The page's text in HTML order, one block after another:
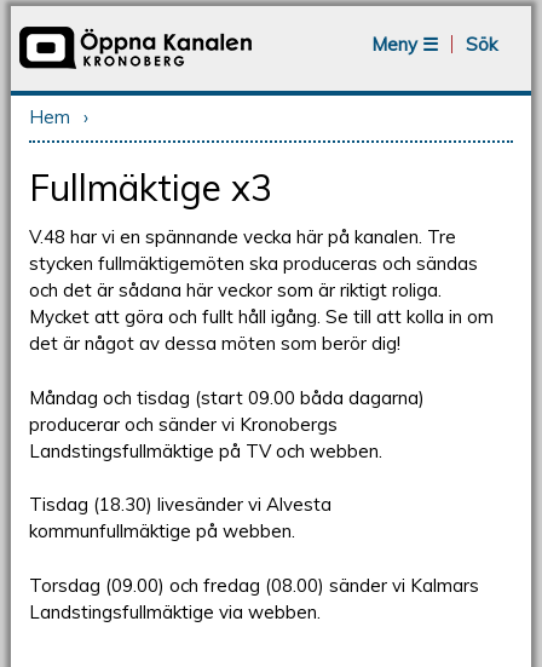
Meny ☰
Sök
Du är här
Hem ›
Fullmäktige x3
V.48 har vi en spännande vecka här på kanalen. Tre
stycken fullmäktigemöten ska produceras och sändas
och det är sådana här veckor som är riktigt roliga.
Mycket att göra och fullt håll igång. Se till att kolla in om
det är något av dessa möten som berör dig!
Måndag och tisdag (start 09.00 båda dagarna)
producerar och sänder vi Kronobergs
Landstingsfullmäktige på TV och webben.
Tisdag (18.30) livesänder vi Alvesta
kommunfullmäktige på webben.
Torsdag (09.00) och fredag (08.00) sänder vi Kalmars
Landstingsfullmäktige via webben.